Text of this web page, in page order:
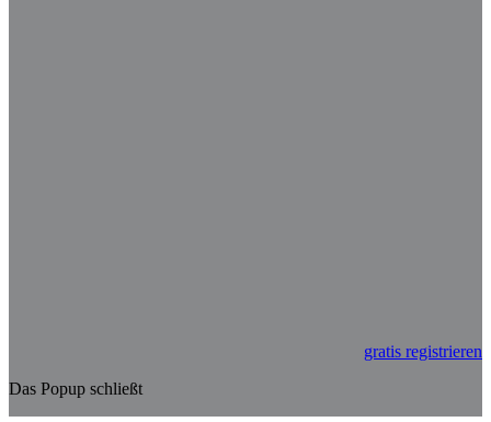
gratis registrieren
Das Popup schließt